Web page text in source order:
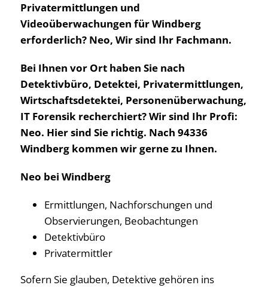
Privatermittlungen und
Videoüberwachungen für Windberg
erforderlich? Neo, Wir sind Ihr Fachmann.
Bei Ihnen vor Ort haben Sie nach
Detektivbüro, Detektei, Privatermittlungen,
Wirtschaftsdetektei, Personenüberwachung,
IT Forensik recherchiert? Wir sind Ihr Profi:
Neo. Hier sind Sie richtig. Nach 94336
Windberg kommen wir gerne zu Ihnen.
Neo bei Windberg
Ermittlungen, Nachforschungen und
Observierungen, Beobachtungen
Detektivbüro
Privatermittler
Sofern Sie glauben, Detektive gehören ins